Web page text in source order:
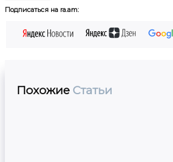
Подписаться на ra.am:
Похожие Статьи